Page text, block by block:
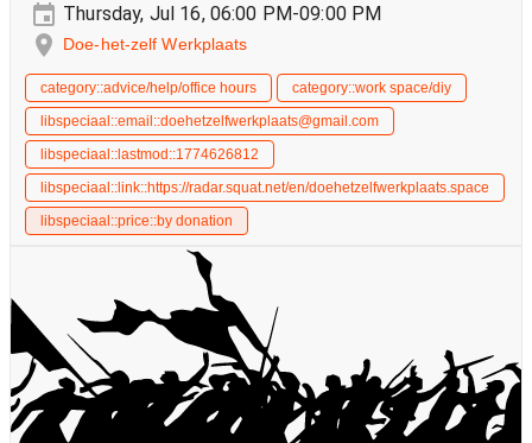
Thursday, Jul 16, 06:00 PM-09:00 PM
Doe-het-zelf Werkplaats
category::advice/help/office hours
category::work space/diy
libspeciaal::email::doehetzelfwerkplaats@gmail.com
libspeciaal::lastmod::1774626812
libspeciaal::link::https://radar.squat.net/en/doehetzelfwerkplaats.space
libspeciaal::price::by donation